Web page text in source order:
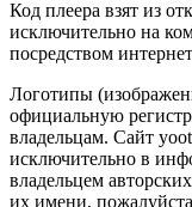
Код плеера взят из
исключительно на
посредством
Логотипы
официальную
владельцам. Сайт
исключительно в
владельцем
их имени,